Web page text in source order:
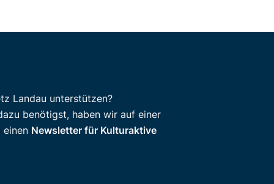
Landau unterstützen?
benötigst, haben wir auf einer
einen Newsletter für Kulturaktive